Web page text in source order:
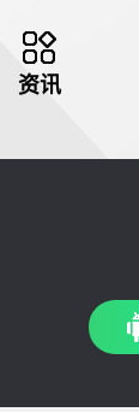
资讯